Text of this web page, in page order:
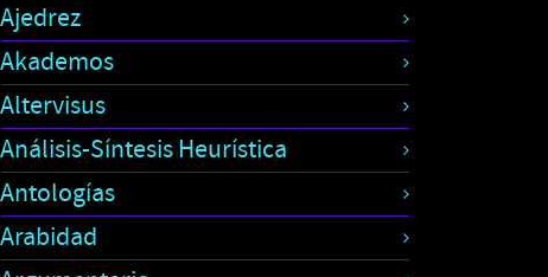
Ajedrez
Akademos
Altervisus
Análisis-Síntesis Heurística
Antologías
Arabidad